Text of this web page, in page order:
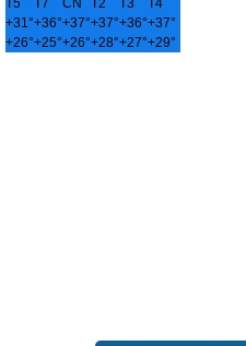
T5
T7 CN T2 T3
T4
+31°+36°+37°+37°+36°+37°
+26°+25°+26°+28°+27°+29°